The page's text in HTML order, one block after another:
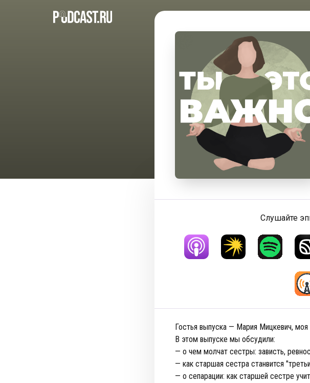
Слушайте
Гостья выпуска — Мария Мицкевич, моя
В этом выпуске мы обсудили:
— о чем молчат сестры: зависть,
— как старшая сестра станвится
— о сепарации: как старшей сестре